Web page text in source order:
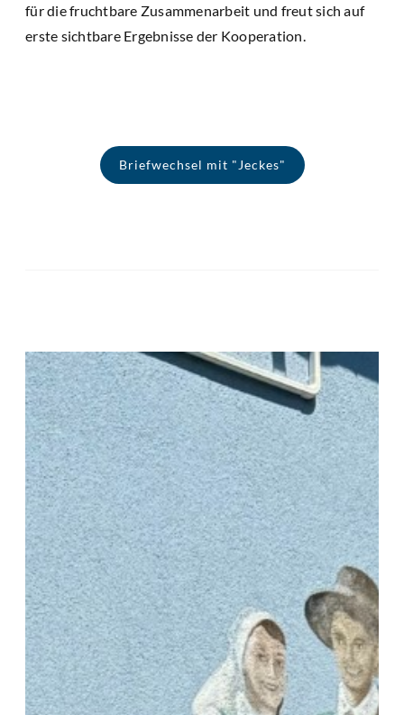
Briefwechsel mit "Jeckes"
für die fruchtbare Zusammenarbeit und freut sich auf
erste sichtbare Ergebnisse der Kooperation.